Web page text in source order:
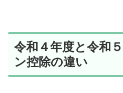
令和４年度と令和
ン控除の違い